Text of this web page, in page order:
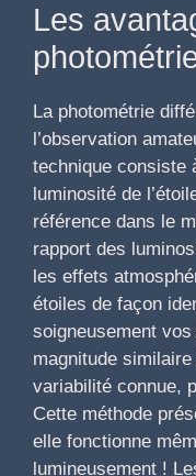
Les
La photométrie
l’observation
technique consiste
luminosité de
référence dans le
rapport des
les effets
étoiles de façon
soigneusement
magnitude
variabilité connue,
Cette méthode
elle fonctionne
lumineusement !